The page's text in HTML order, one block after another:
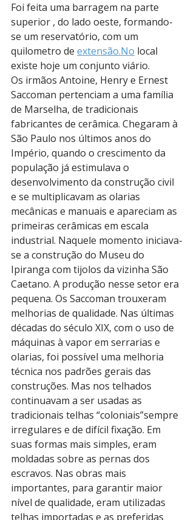
Foi feita uma barragem na parte
superior , do lado oeste, formando-
se um reservatório, com um
quilometro de extensão.No local
existe hoje um conjunto viário.
Os irmãos Antoine, Henry e Ernest
Saccoman pertenciam a uma família
de Marselha, de tradicionais
fabricantes de cerâmica. Chegaram à
São Paulo nos últimos anos do
Império, quando o crescimento da
população já estimulava o
desenvolvimento da construção civil
e se multiplicavam as olarias
mecânicas e manuais e apareciam as
primeiras cerâmicas em escala
industrial. Naquele momento iniciava-
se a construção do Museu do
Ipiranga com tijolos da vizinha São
Caetano. A produção nesse setor era
pequena. Os Saccoman trouxeram
melhorias de qualidade. Nas últimas
décadas do século XIX, com o uso de
máquinas à vapor em serrarias e
olarias, foi possível uma melhoria
técnica nos padrões gerais das
construções. Mas nos telhados
continuavam a ser usadas as
tradicionais telhas “coloniais”sempre
irregulares e de difícil fixação. Em
suas formas mais simples, eram
moldadas sobre as pernas dos
escravos. Nas obras mais
importantes, para garantir maior
nível de qualidade, eram utilizadas
telhas importadas e as preferidas